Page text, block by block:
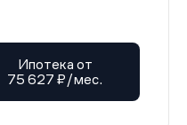
Ипотека от
75 627 ₽/мес.